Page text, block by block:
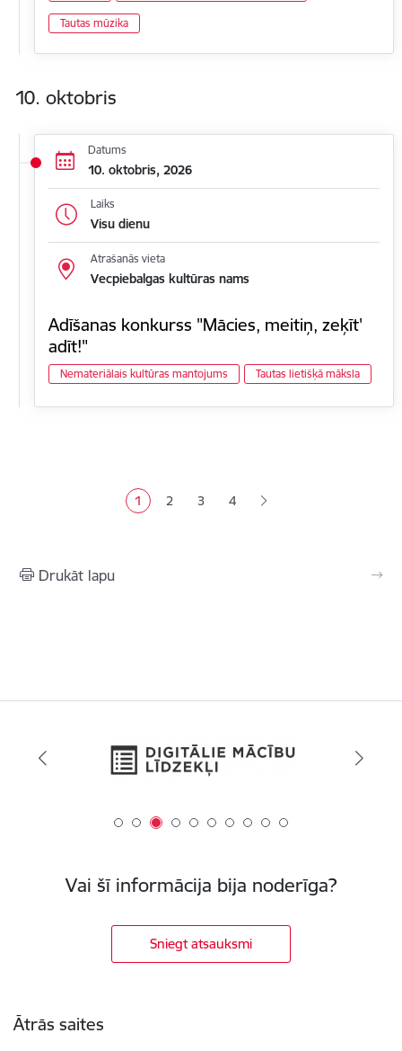
Tautas mūzika
10. oktobris
Datums
10. oktobris, 2026
Laiks
Visu dienu
Atrašanās vieta
Vecpiebalgas kultūras nams
Adīšanas konkurss "Mācies, meitiņ, zeķīt'
adīt!"
Nemateriālais kultūras mantojums Tautas lietišķā māksla
Pašreizējā lapa
1 Lapa
2 Lapa
3 Lapa
4
Drukāt lapu
Vai šī informācija bija noderīga?
Sniegt atsauksmi
Ātrās saites